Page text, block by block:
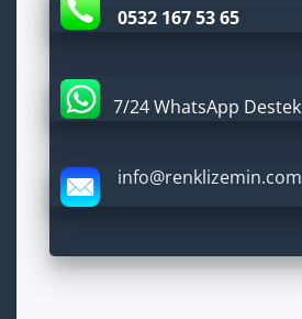
0532 167 53 65
7/24 WhatsApp Destek
info@renklizemin.com